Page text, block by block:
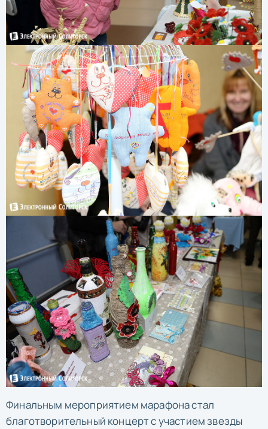
Финальным мероприятием марафона стал
благотворительный концерт с участием звезды